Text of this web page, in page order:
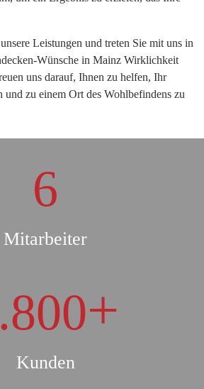
Leistungen und treten Sie mit uns in
Wünsche in Mainz Wirklichkeit
uns darauf, Ihnen zu helfen, Ihr
und zu einem Ort des Wohlbefindens zu
6
Mitarbeiter
+
Kunden